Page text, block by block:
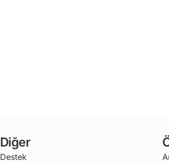
Diğer
Destek